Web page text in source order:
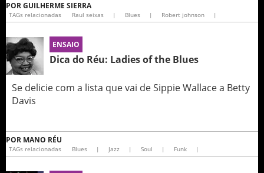
PORGUILHERME SIERRA
TAGs relacionadas Raul seixas | Blues | Robert johnson |
ENSAIO
Dica do Réu: Ladies of the Blues
Se delicie com a lista que vai de Sippie Wallace a Betty
Davis
POR MANO RÉU
TAGs relacionadas Blues | Jazz | Soul | Funk |